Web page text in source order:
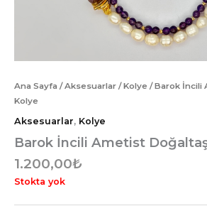
Ana Sayfa /Aksesuarlar /Kolye / Barok İncili
Kolye
Aksesuarlar, Kolye
Barok İncili Ametist
1.200,00₺
Stokta yok